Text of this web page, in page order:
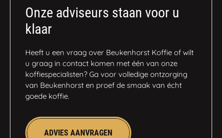
Onze adviseurs staan voor u
klaar
Heeft u een vraag over Beukenhorst Koffie of wilt
u graag in contact komen met één van onze
koffiespecialisten? Ga voor volledige ontzorging
van Beukenhorst en proef de smaak van écht
goede koffie.
ADVIES AANVRAGEN